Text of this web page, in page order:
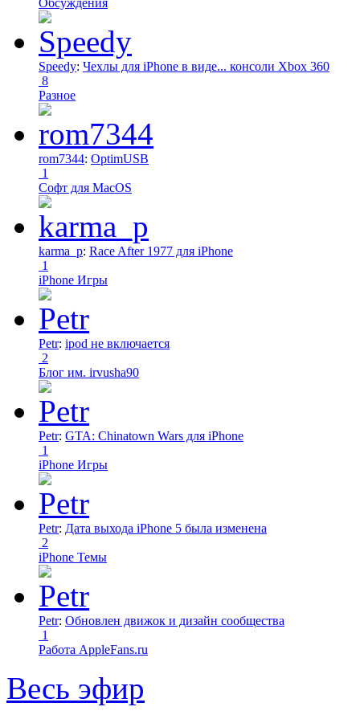
Обсуждения
Speedy: Чехлы для iPhone в виде... консоли Xbox 360
8
Разное
rom7344: OptimUSB
1
Софт для MacOS
karma_p: Race After 1977 для iPhone
1
iPhone Игры
Petr: ipod не включается
2
Блог им. irvusha90
Petr: GTA: Chinatown Wars для iPhone
1
iPhone Игры
Petr: Дата выхода iPhone 5 была изменена
2
iPhone Темы
Petr: Обновлен движок и дизайн сообщества
1
Работа AppleFans.ru
Весь эфир